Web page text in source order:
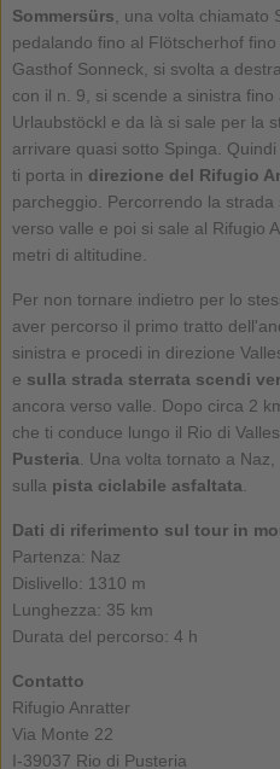
Sommersürs , una volta
pedalando fino al Flötscherhof
Gasthof Sonneck, si svolta a
con il n. 9, si scende a sinistra
Urlaubstöckl e da là si sale per la
arrivare quasi sotto Spinga.
ti porta in direzione del Rifugio
parcheggio. Percorrendo la
verso valle e poi si sale al Rifugio
metri di altitudine.
Per non tornare indietro per lo
aver percorso il primo tratto
sinistra e procedi in direzione
e sulla strada sterrata scendi
ancora verso valle. Dopo circa 2
che ti conduce lungo il Rio di
Pusteria . Una volta tornato a
sulla pista ciclabile asfaltata
Dati di riferimento sul tour in
Partenza: Naz
Dislivello: 1310 m
Lunghezza: 35 km
Durata del percorso: 4 h
Contatto
Rifugio Anratter
Via Monte 22
I-39037 Rio di Pusteria